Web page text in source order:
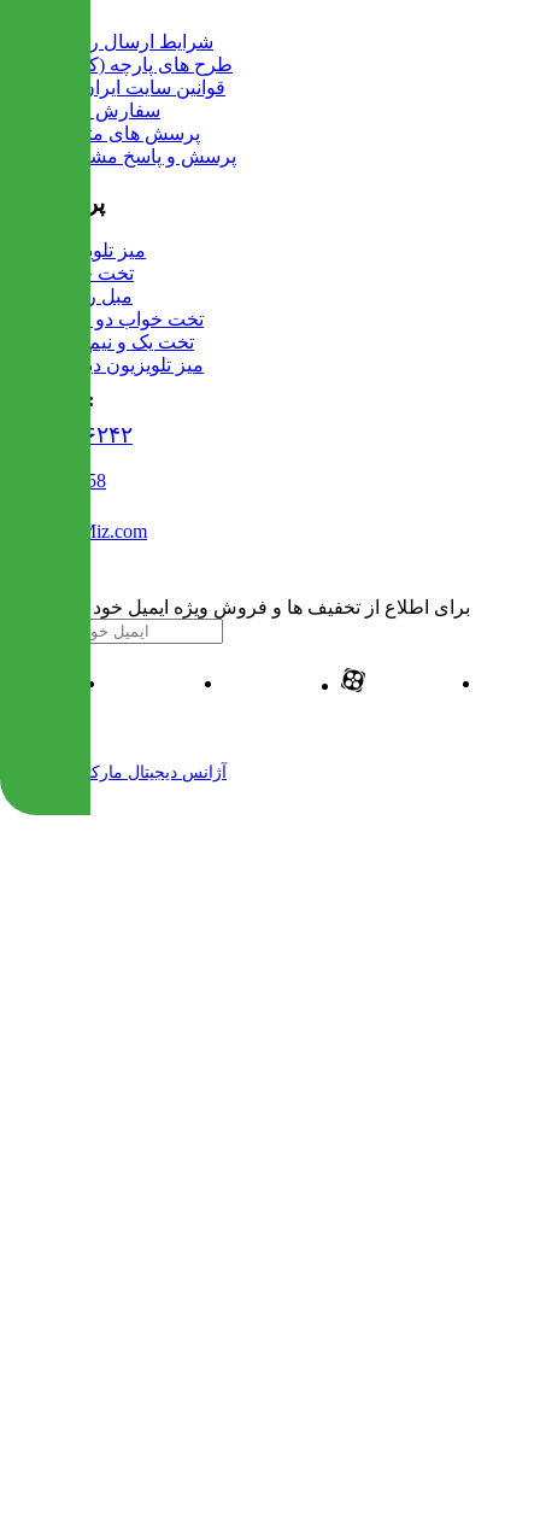
شرایط ارسال رایگان
طرح های پارچه (کالیته)
قوانین سایت ایران میز
سفارش عمده
پرسش های متداول
پرسش و پاسخ مشتریان
پرفروش ها
میز تلویزیون
تخت خواب
مبل راحتی
تخت خواب دو طبقه
تخت یک و نیم نفره
میز تلویزیون دیواری
تماس با ما :
۰۲۱۹۱۳۰۶۲۴۲
02122509458
Info@IranMiz.com
برای اطلاع از تخفیف ها و فروش ویژه ایمیل خود را وارد کنید
آژانس دیجیتال مارکتینگ مهرنت